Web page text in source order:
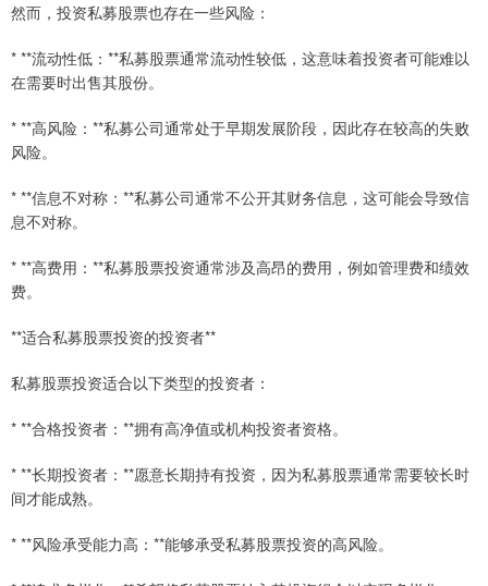
然而，投资私募股票也存在一些风险：
* **流动性低：**私募股票通常流动性较低，这意味着投资者可能难以
在需要时出售其股份。
* **高风险：**私募公司通常处于早期发展阶段，因此存在较高的失败
风险。
* **信息不对称：**私募公司通常不公开其财务信息，这可能会导致信
息不对称。
* **高费用：**私募股票投资通常涉及高昂的费用，例如管理费和绩效
费。
**适合私募股票投资的投资者**
私募股票投资适合以下类型的投资者：
* **合格投资者：**拥有高净值或机构投资者资格。
* **长期投资者：**愿意长期持有投资，因为私募股票通常需要较长时
间才能成熟。
* **风险承受能力高：**能够承受私募股票投资的高风险。